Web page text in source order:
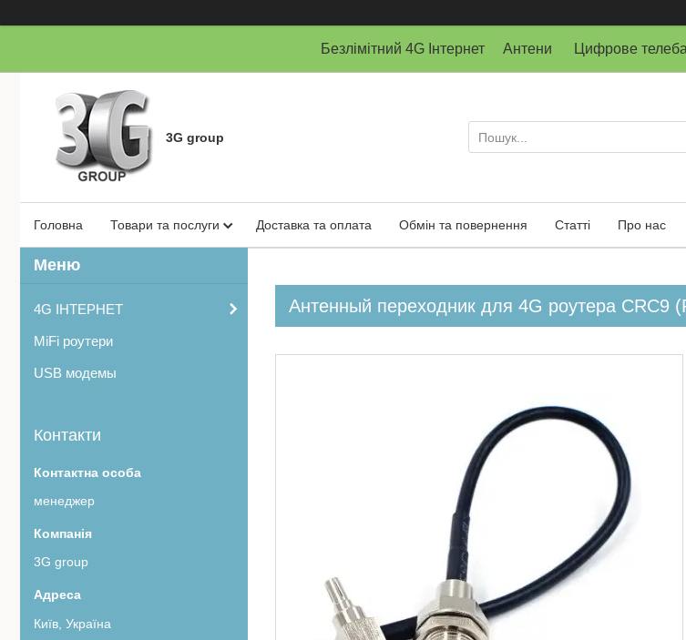
Безлімітний 4G Інтернет Антени Цифрове
3G group
Головна Товари та послуги Доставка та оплата Обмін та повернення Статті Про нас
Антенный переходник для 4G роутера CRC9
4G ІНТЕРНЕТ
MiFi роутери
USB модемы
Контакти
менеджер
3G group
Київ, Україна